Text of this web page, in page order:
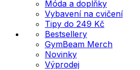
Móda a doplňky
Vybavení na cvičení
Tipy do 249 Kč
Bestsellery
GymBeam Merch
Novinky
Výprodej